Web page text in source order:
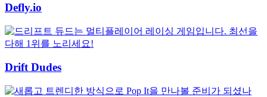
Defly.io
Drift Dudes